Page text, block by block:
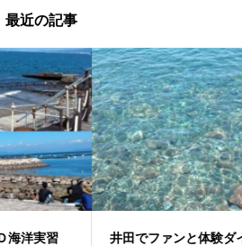
最近の記事
習
井田でファンと体験ダイビン